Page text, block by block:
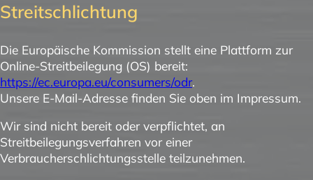
Streitschlichtung
Die Europäische Kommission stellt eine Plattform zur
Online-Streitbeilegung (OS) bereit:
https://ec.europa.eu/consumers/odr.
Unsere E-Mail-Adresse finden Sie oben im Impressum.
Wir sind nicht bereit oder verpflichtet, an
Streitbeilegungsverfahren vor einer
Verbraucherschlichtungsstelle teilzunehmen.